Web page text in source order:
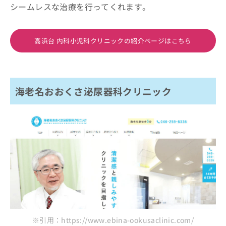
シームレスな治療を行ってくれます。
高浜台 内科小児科クリニックの紹介ページはこちら
海老名おおくさ泌尿器科クリニック
※引用：https://www.ebina-ookusaclinic.com/